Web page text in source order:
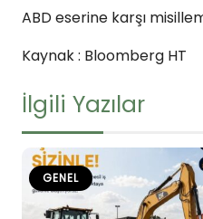
ABD eserine karşı
Kaynak : Bloomberg HT
İlgili Yazılar
GENEL